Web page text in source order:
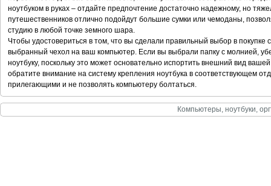
ноутбуком в руках – отдайте предпочтение достаточно надежному, но
путешественников отлично подойдут большие сумки или чемоданы,
студию в любой точке земного шара.
Чтобы удостовериться в том, что вы сделали правильный выбор в покупке
выбранный чехол на ваш компьютер. Если вы выбрали папку с молнией,
ноутбуку, поскольку это может основательно испортить внешний вид
обратите внимание на систему крепления ноутбука в соответствующем
прилегающими и не позволять компьютеру болтаться.
Компьютеры, ноутбуки,